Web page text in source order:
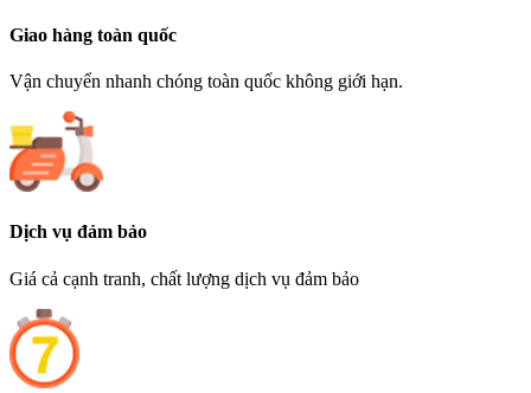
Giao hàng toàn quốc
Vận chuyển nhanh chóng toàn quốc không giới hạn.
Dịch vụ đảm bảo
Giá cả cạnh tranh, chất lượng dịch vụ đảm bảo